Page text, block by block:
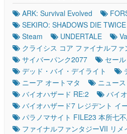
ARK: Survival Evolved
SEKIRO: SHADOWS DIE TWICE
Steam
UNDERTALE
クライシス コア ファイナルフ
サイバーパンク2077
セール
デッド・バイ・デイライト
ニーア オートマタ
ニュース
バイオハザード RE:2
バイ
バイオハザード7 レジデント イ
パラノマサイト FILE23 本所七
ファイナルファンタジーVII リメ